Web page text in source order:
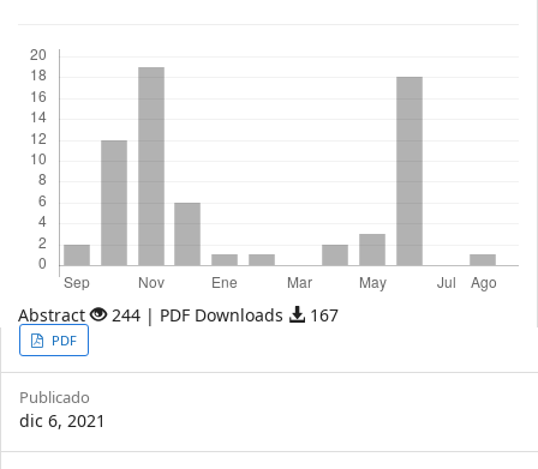
Abstract 244 | PDF Downloads 167
Article
Sidebar
PDF
Publicado
dic 6, 2021